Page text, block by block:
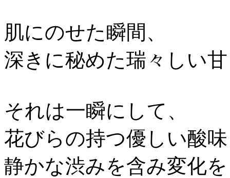
肌にのせた瞬間、
深きに秘めた瑞々しい
それは一瞬にして、
花びらの持つ優しい酸
静かな渋みを含み変化